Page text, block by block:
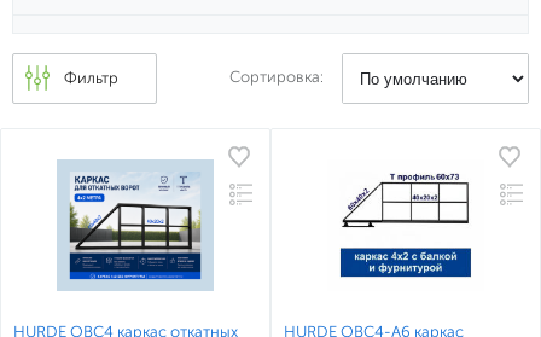
Фильтр Сортировка:
HURDE ОВС4 каркас откатных
HURDE ОВС4-А6 каркас